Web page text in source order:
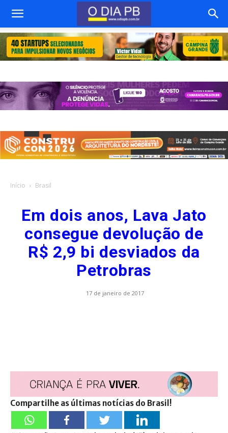
Início Brasil
Em dois anos, Lava Jato
consegue devolução de
R$ 2,9 bi desviados da
Petrobras
17 de janeiro de 2017
Compartilhe as últimas notícias do Brasil!